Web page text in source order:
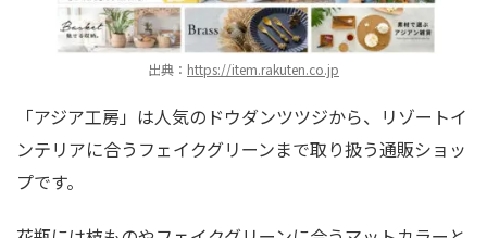
出典： https://item.rakuten.co.jp
「アジア工房」は人気のドウダンツツジから、リゾートイ
ンテリアに合うフェイクグリーンまで取り扱う通販ショッ
プです。